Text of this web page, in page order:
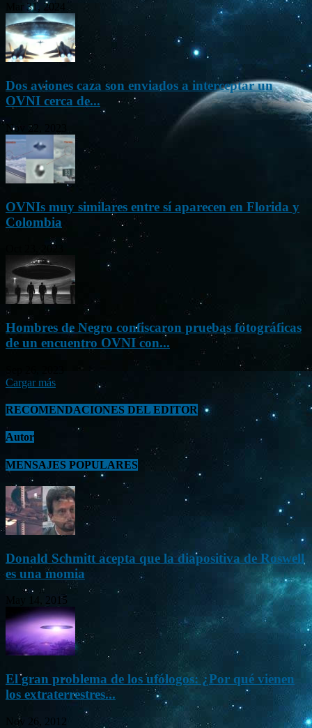
Mar 31, 2024
Dos aviones caza son enviados a interceptar un
OVNI cerca de...
Nov 22, 2023
OVNIs muy similares entre sí aparecen en Florida y
Colombia
Oct 23, 2023
Hombres de Negro confiscaron pruebas fotográficas
de un encuentro OVNI con...
Cargar más
RECOMENDACIONES DEL EDITOR
Autor
MENSAJES POPULARES
Donald Schmitt acepta que la diapositiva de Roswell
es una momia
May 14, 2015
El gran problema de los ufólogos: ¿Por qué vienen
los extraterrestres...
Nov 26, 2012